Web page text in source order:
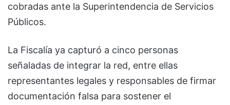
cobradas ante la Superintendencia de Servicios
Públicos.
La Fiscalía ya capturó a cinco personas
señaladas de integrar la red, entre ellas
representantes legales y responsables de firmar
documentación falsa para sostener el